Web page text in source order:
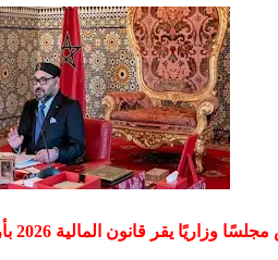
2026 بأربع أولويات كبرى ويعين 16 مسؤولًا في مناصب عليا